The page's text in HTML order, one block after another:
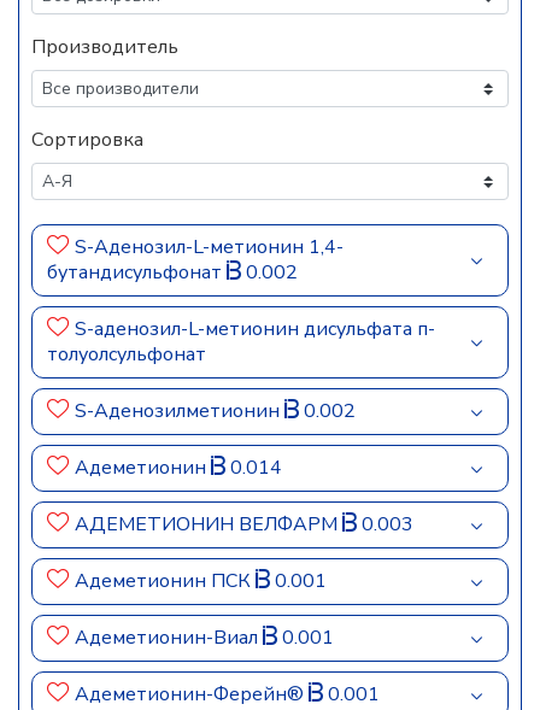
Производитель
Сортировка
S-Аденозил-L-метионин 1,4-
бутандисульфонат
0.002
S-аденозил-L-метионин дисульфата п-
толуолсульфонат
S-Аденозилметионин 0.002
Адеметионин 0.014
АДЕМЕТИОНИН ВЕЛФАРМ 0.003
Адеметионин ПСК 0.001
Адеметионин-Виал 0.001
Адеметионин-Ферейн® 0.001